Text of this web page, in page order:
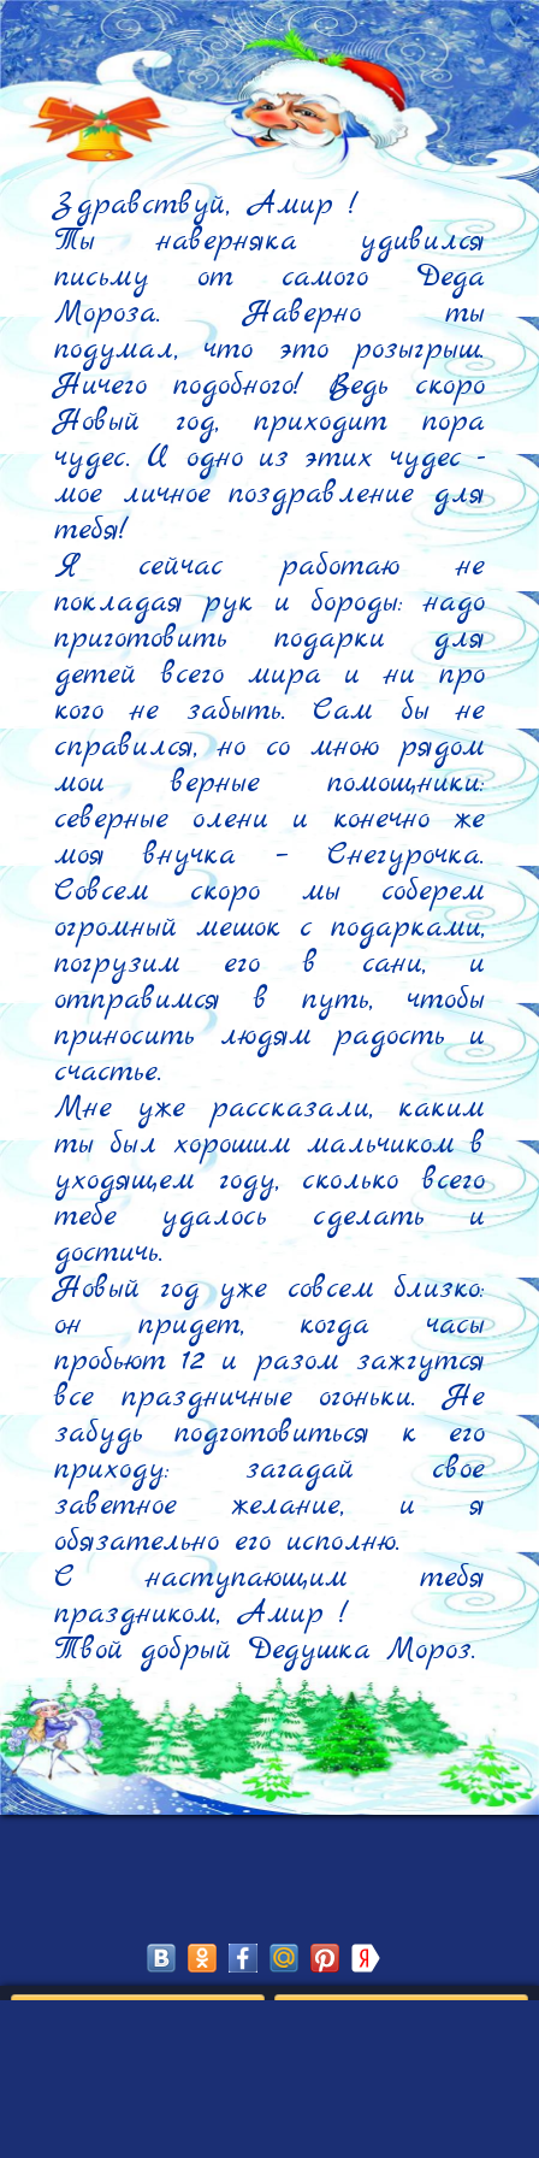
Здравствуй, Амир !
Ты наверняка удивился
письму от самого Деда
Мороза. Наверно ты
подумал, что это розыгрыш.
Ничего подобного! Ведь скоро
Новый год, приходит пора
чудес. И одно из этих чудес -
мое личное поздравление для
тебя!
Я сейчас работаю не
покладая рук и бороды: надо
приготовить подарки для
детей всего мира и ни про
кого не забыть. Сам бы не
справился, но со мною рядом
мои верные помощники:
северные олени и конечно же
моя внучка – Снегурочка.
Совсем скоро мы соберем
огромный мешок с подарками,
погрузим его в сани, и
отправимся в путь, чтобы
приносить людям радость и
счастье.
Мне уже рассказали, каким
ты был хорошим мальчиком в
уходящем году, сколько всего
тебе удалось сделать и
достичь.
Новый год уже совсем близко:
он придет, когда часы
пробьют 12 и разом зажгутся
все праздничные огоньки. Не
забудь подготовиться к его
приходу: загадай свое
заветное желание, и я
обязательно его исполню.
С наступающим тебя
праздником, Амир !
Твой добрый Дедушка Мороз.